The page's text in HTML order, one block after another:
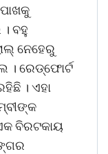
ବହୁ
ନେହେରୁ
। ରେଡ୍ଫୋର୍ଟ
। ଏହା
ବିରଟକାୟ